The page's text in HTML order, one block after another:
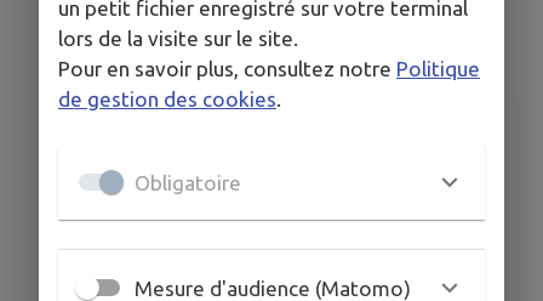
un petit fichier enregistré sur votre terminal
lors de la visite sur le site.
Pour en savoir plus, consultez notre Politique
de gestion des cookies.
Obligatoire
Mesure d'audience (Matomo)